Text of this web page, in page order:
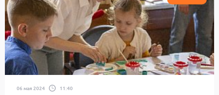
06 мая 2024 11:40